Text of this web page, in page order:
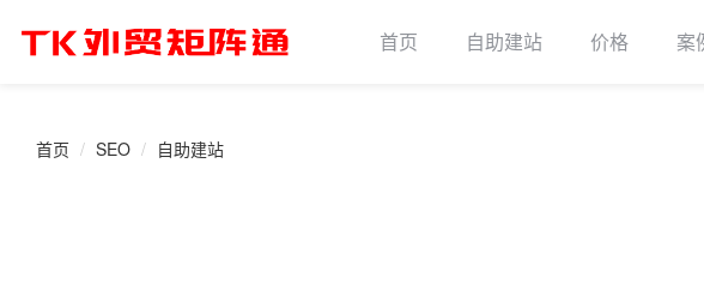
首页 自助建站 价格 案
首页 SEO 自助建站